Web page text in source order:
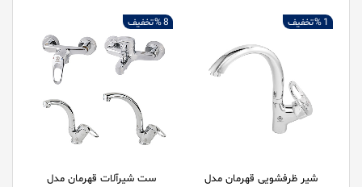
8 % تخفیف
ست شیرآلات قهرمان مدل
1 % تخفیف
شیر ظرفشویی قهرمان مدل